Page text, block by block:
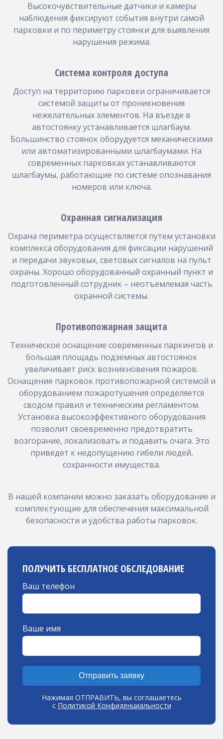
Высокочувствительные датчики и камеры
наблюдения фиксируют события внутри самой
парковки и по периметру стоянки для выявления
нарушения режима.
Система контроля доступа
Доступ на территорию парковки ограничивается
системой защиты от проникновения
нежелательных элементов. На въезде в
автостоянку устанавливается шлагбаум.
Большинство стоянок оборудуется механическими
или автоматизированными шлагбаумами. На
современных парковках устанавливаются
шлагбаумы, работающие по системе опознавания
номеров или ключа.
Охранная сигнализация
Охрана периметра осуществляется путем установки
комплекса оборудования для фиксации нарушений
и передачи звуковых, световых сигналов на пульт
охраны. Хорошо оборудованный охранный пункт и
подготовленный сотрудник – неотъемлемая часть
охранной системы.
Противопожарная защита
Техническое оснащение современных паркингов и
большая площадь подземных автостоянок
увеличивает риск возникновения пожаров.
Оснащение парковок противопожарной системой и
оборудованием пожаротушения определяется
сводом правил и техническим регламентом.
Установка высокоэффективного оборудования
позволит своевременно предотвратить
возгорание, локализовать и подавить очага. Это
приведет к недопущению гибели людей,
сохранности имущества.
В нашей компании можно заказать оборудование и
комплектующие для обеспечения максимальной
безопасности и удобства работы парковок.
ПОЛУЧИТЬ БЕСПЛАТНОЕ ОБСЛЕДОВАНИЕ
Ваш телефон
Ваше имя
Отправить заявку
Нажимая ОТПРАВИТЬ, вы соглашаетесь
с Политикой Конфиденциальности